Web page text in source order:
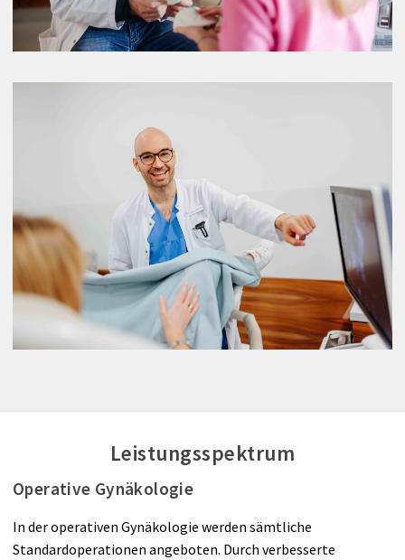
Leistungsspektrum
Operative Gynäkologie
In der operativen Gynäkologie werden sämtliche
Standardoperationen angeboten. Durch verbesserte